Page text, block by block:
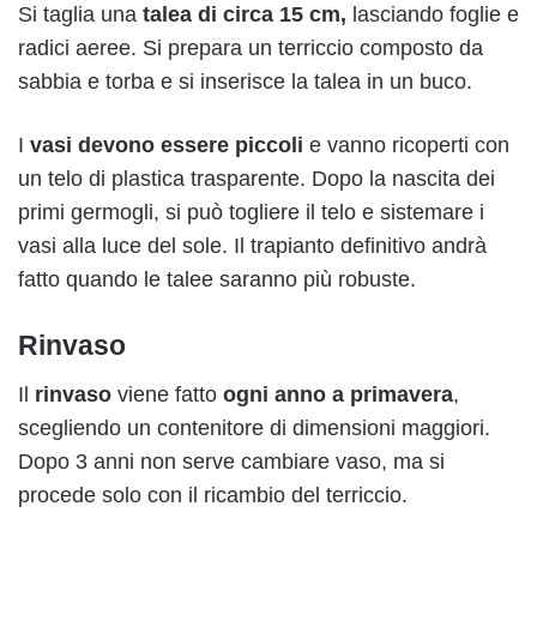
Si taglia una talea di circa 15 cm, lasciando foglie e
radici aeree. Si prepara un terriccio composto da
sabbia e torba e si inserisce la talea in un buco.
I vasi devono essere piccoli e vanno ricoperti con
un telo di plastica trasparente. Dopo la nascita dei
primi germogli, si può togliere il telo e sistemare i
vasi alla luce del sole. Il trapianto definitivo andrà
fatto quando le talee saranno più robuste.
Rinvaso
Il rinvaso viene fatto ogni anno a primavera,
scegliendo un contenitore di dimensioni maggiori.
Dopo 3 anni non serve cambiare vaso, ma si
procede solo con il ricambio del terriccio.